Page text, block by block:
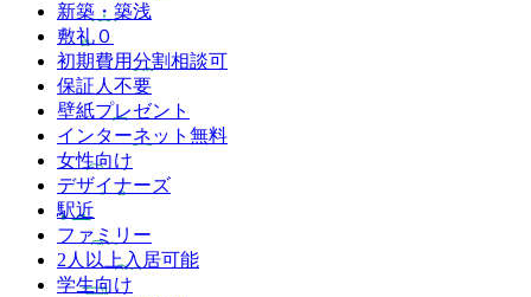
新築・築浅
敷礼０
初期費用分割相談可
保証人不要
壁紙プレゼント
インターネット無料
女性向け
デザイナーズ
駅近
ファミリー
2人以上入居可能
学生向け